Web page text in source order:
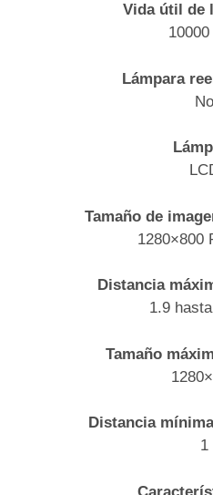
Vida útil de
Lámpara
No
Tamaño de
1280×800
Distancia
1.9
Tamaño
Distancia
1